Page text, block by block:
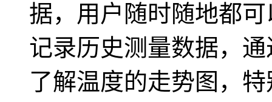
据，用户随时随地都
记录历史测量数据，
了解温度的走势图，